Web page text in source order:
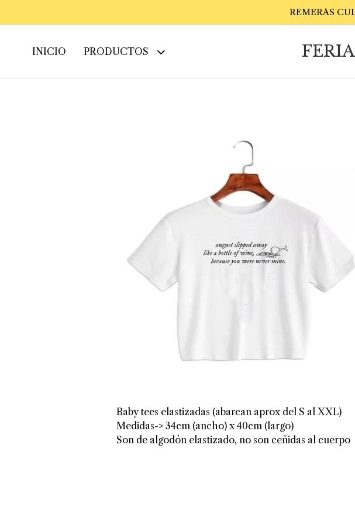
REMERAS
INICIO PRODUCTOS
Baby tees elastizadas (abarcan aprox del S al XXL)
Medidas-> 34cm (ancho) x 40cm (largo)
Son de algodón elastizado, no son ceñidas al cuerpo